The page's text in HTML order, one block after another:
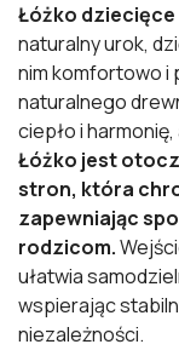
Łóżko dziecięce
naturalny urok,
nim komfortowo i
naturalnego
ciepło i
Łóżko jest
stron, która
zapewniając
rodzicom.
ułatwia
wspierając
niezależności.